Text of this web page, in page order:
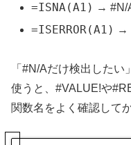
=ISNA(A1) → #N/
=ISERROR(A1) →
「#N/Aだけ検出した
使うと、#VALUE!や
関数名をよく確認して